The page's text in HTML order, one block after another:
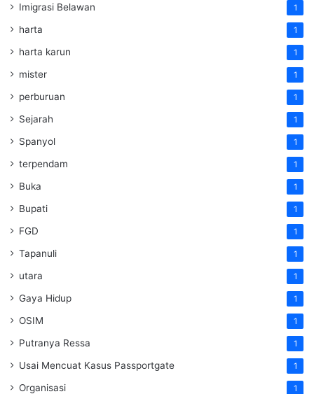
Imigrasi Belawan 1
harta 1
harta karun 1
mister 1
perburuan 1
Sejarah 1
Spanyol 1
terpendam 1
Buka 1
Bupati 1
FGD 1
Tapanuli 1
utara 1
Gaya Hidup 1
OSIM 1
Putranya Ressa 1
Usai Mencuat Kasus Passportgate 1
Organisasi 1